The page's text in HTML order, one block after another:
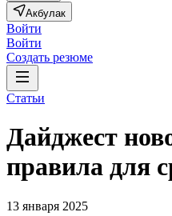
Акбулак
Войти
Войти
Создать резюме
Статьи
Дайджест
правила для
13 января 2025